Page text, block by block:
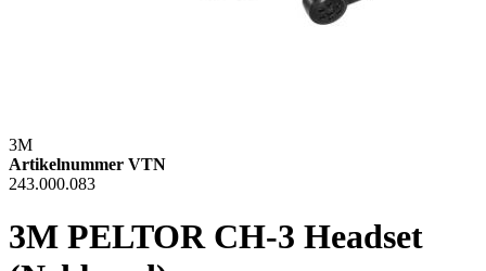
3M
Artikelnummer VTN
243.000.083
3M PELTOR CH-3 Headset